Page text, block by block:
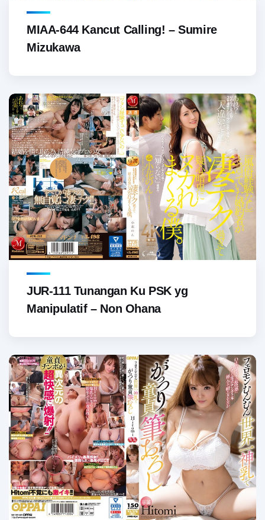
MIAA-644 Kancut Calling! – Sumire
Mizukawa
JUR-111 Tunangan Ku PSK yg
Manipulatif – Non Ohana